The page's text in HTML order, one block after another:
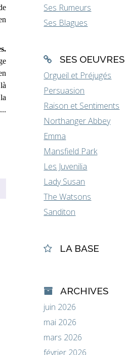
Ses Rumeurs
Ses Blagues
SES OEUVRES
Orgueil et Préjugés
Persuasion
Raison et Sentiments
Northanger Abbey
Emma
Mansfield Park
Les Juvenilia
Lady Susan
The Watsons
Sanditon
LA BASE
ARCHIVES
juin 2026
mai 2026
mars 2026
février 2026